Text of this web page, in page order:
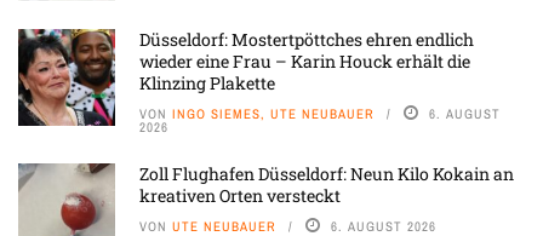
Düsseldorf: Mostertpöttches ehren endlich
wieder eine Frau – Karin Houck erhält die
Klinzing Plakette
VON INGO SIEMES, UTE NEUBAUER 6. AUGUST
2026
Zoll Flughafen Düsseldorf: Neun Kilo Kokain an
kreativen Orten versteckt
VON UTE NEUBAUER 6. AUGUST 2026